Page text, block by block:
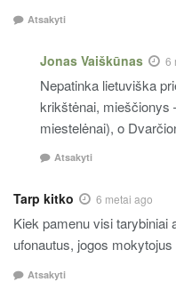
Atsakyti
Jonas Vaiškūnas 6
Nepatinka lietuviška
krikštėnai, mieščionys
miestelėnai), o
Atsakyti
Tarp kitko 6 metai ago
Kiek pamenu visi tarybiniai
ufonautus, jogos
Atsakyti